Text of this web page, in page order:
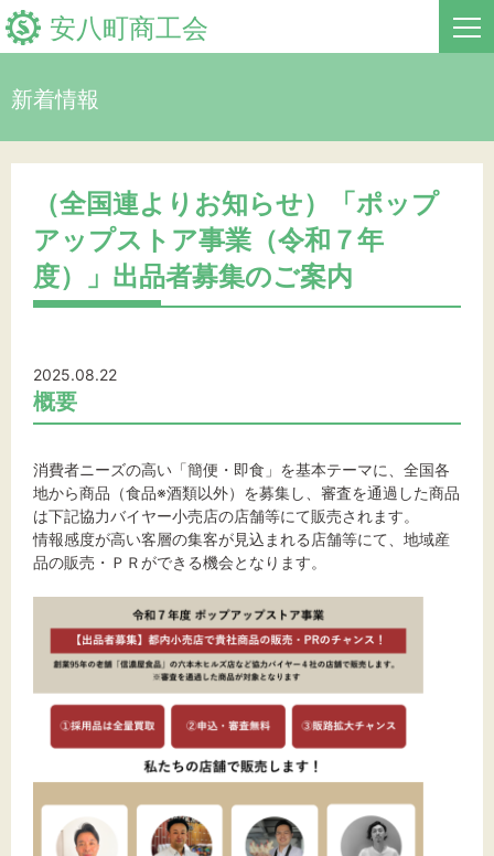
安八町商工会
事業者・創業者の方へ
関係機関の方へ
文字サイズ
標準 拡大
背景色
黒 白 黄
新着情報
（全国連よりお知らせ）「ポップ
アップストア事業（令和７年
度）」出品者募集のご案内
2025.08.22
概要
消費者ニーズの高い「簡便・即食」を基本テーマに、全国各
地から商品（食品※酒類以外）を募集し、審査を通過した商品
は下記協力バイヤー小売店の店舗等にて販売されます。
情報感度が高い客層の集客が見込まれる店舗等にて、地域産
品の販売・ＰＲができる機会となります。